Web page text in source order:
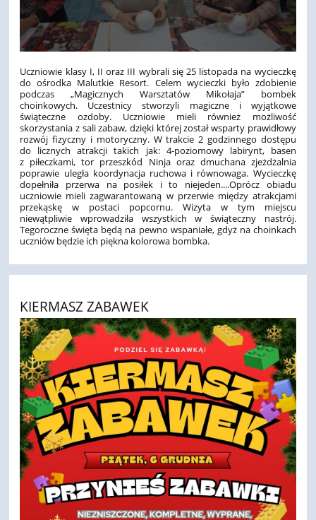
Uczniowie klasy I, II oraz III wybrali się 25 listopada na wycieczkę
do ośrodka Malutkie Resort. Celem wycieczki było zdobienie
podczas „Magicznych Warsztatów Mikołaja” bombek
choinkowych. Uczestnicy stworzyli magiczne i wyjątkowe
świąteczne ozdoby. Uczniowie mieli również możliwość
skorzystania z sali zabaw, dzięki której został wsparty prawidłowy
rozwój fizyczny i motoryczny. W trakcie 2 godzinnego dostępu
do licznych atrakcji takich jak: 4-poziomowy labirynt, basen
z piłeczkami, tor przeszkód Ninja oraz dmuchana zjeżdżalnia
poprawie uległa koordynacja ruchowa i równowaga. Wycieczkę
dopełniła przerwa na posiłek i to niejeden....Oprócz obiadu
uczniowie mieli zagwarantowaną w przerwie między atrakcjami
przekąskę w postaci popcornu. Wizyta w tym miejscu
niewątpliwie wprowadziła wszystkich w świąteczny nastrój.
Tegoroczne święta będą na pewno wspaniałe, gdyż na choinkach
uczniów będzie ich piękna kolorowa bombka.
KIERMASZ ZABAWEK